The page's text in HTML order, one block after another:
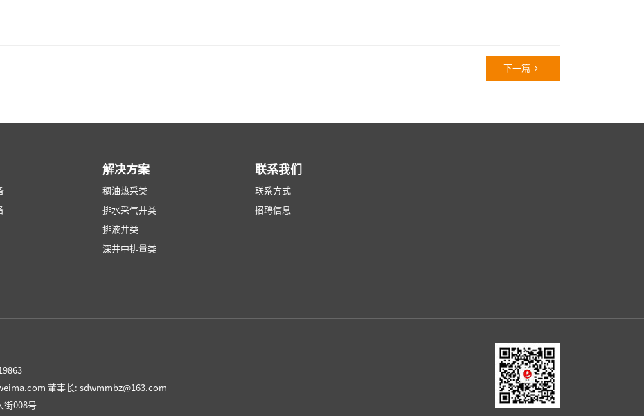
下一篇
解决方案
稠油热采类
排水采气井类
排液井类
深井中排量类
联系我们
联系方式
招聘信息
董事长: sdwmmbz@163.com
街008号